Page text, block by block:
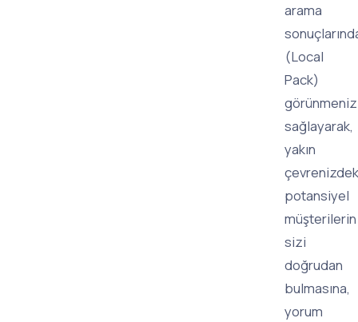
arama
(Local
Pack)
sağlayarak,
yakın
potansiyel
müşterilerin
sizi
doğrudan
bulmasına,
yorum